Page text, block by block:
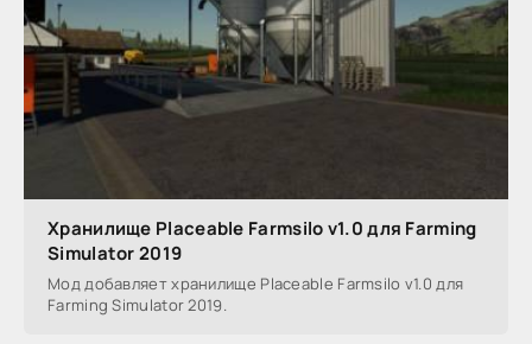
Хранилище Placeable Farmsilo v1.0 для Farming
Simulator 2019
Мод добавляет хранилище Placeable Farmsilo v1.0 для
Farming Simulator 2019.